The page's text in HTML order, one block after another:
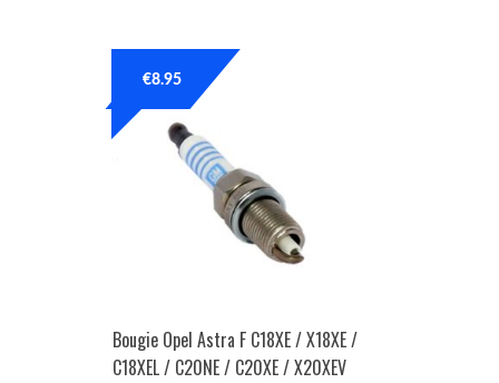
Bougie Opel Astra F C18XE / X18XE /
C18XEL / C20NE / C20XE / X20XEV
€8.95